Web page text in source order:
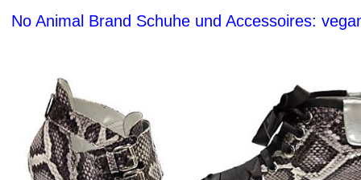
No Animal Brand Schuhe und Accessoires: